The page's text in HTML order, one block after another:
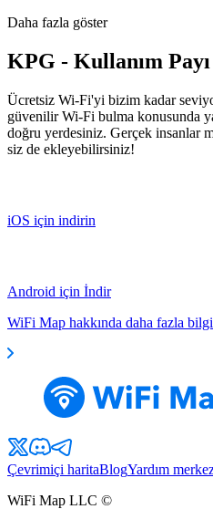
Daha fazla göster
KPG - Kullanım
Ücretsiz Wi-Fi'yi bizim kadar
güvenilir Wi-Fi bulma konusunda
doğru yerdesiniz. Gerçek insanlar
siz de ekleyebilirsiniz!
iOS için indirin
Android için İndir
WiFi Map hakkında daha fazla
Çevrimiçi haritaBlogYardım
WiFi Map LLC ©